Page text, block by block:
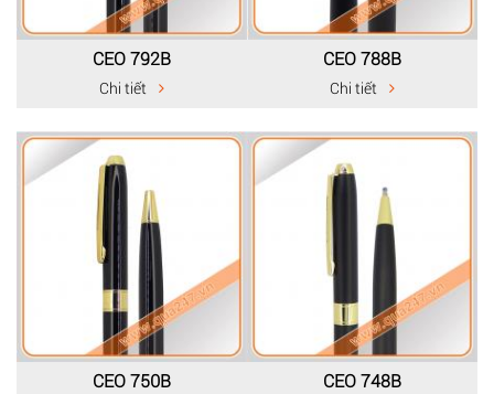
CEO 792B
Chi tiết
CEO 788B
Chi tiết
CEO 750B CEO 748B